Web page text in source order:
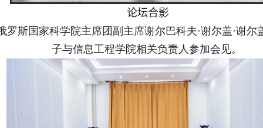
论坛合影
罗斯国家科学院主席团副主席谢尔巴科夫·谢尔盖·谢尔
子与信息工程学院相关负责人参加会见。